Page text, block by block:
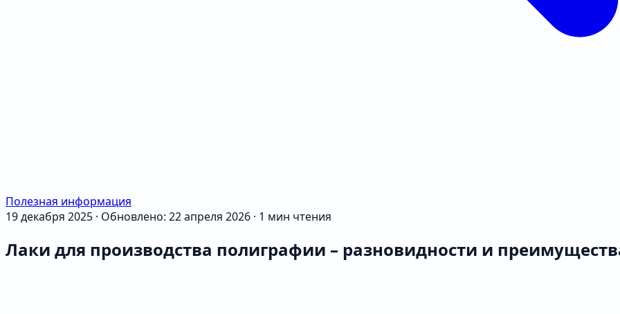
Полезная информация
19 декабря 2025 · Обновлено: 22 апреля 2026 · 1 мин чтения
Лаки для производства полиграфии – разновидности и